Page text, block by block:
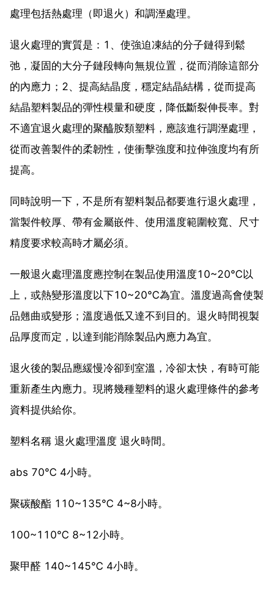
處理包括熱處理（即退火）和調溼處理。
退火處理的實質是：1、使強迫凍結的分子鏈得到鬆
弛，凝固的大分子鏈段轉向無規位置，從而消除這部分
的內應力；2、提高結晶度，穩定結晶結構，從而提高
結晶塑料製品的彈性模量和硬度，降低斷裂伸長率。對
不適宜退火處理的聚醯胺類塑料，應該進行調溼處理，
從而改善製件的柔韌性，使衝擊強度和拉伸強度均有所
提高。
同時說明一下，不是所有塑料製品都要進行退火處理，
當製件較厚、帶有金屬嵌件、使用溫度範圍較寬、尺寸
精度要求較高時才屬必須。
一般退火處理溫度應控制在製品使用溫度10~20℃以
上，或熱變形溫度以下10~20℃為宜。溫度過高會使製
品翹曲或變形；溫度過低又達不到目的。退火時間視製
品厚度而定，以達到能消除製品內應力為宜。
退火後的製品應緩慢冷卻到室溫，冷卻太快，有時可能
重新產生內應力。現將幾種塑料的退火處理條件的參考
資料提供給你。
塑料名稱 退火處理溫度 退火時間。
abs 70℃ 4小時。
聚碳酸酯 110~135℃ 4~8小時。
100~110℃ 8~12小時。
聚甲醛 140~145℃ 4小時。